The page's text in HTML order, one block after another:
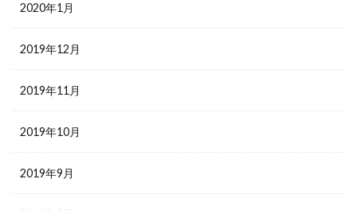
2020年1月
2019年12月
2019年11月
2019年10月
2019年9月